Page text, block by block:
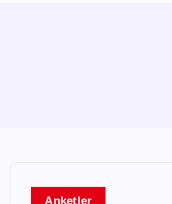
Anketler